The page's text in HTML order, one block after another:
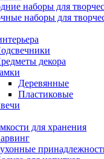
наборы для
наборы для
декора
Деревянные
Пластиковые
для хранения